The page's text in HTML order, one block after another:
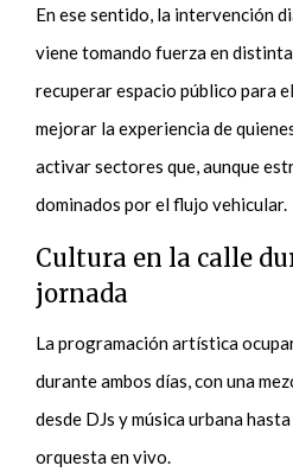
En ese sentido, la intervención
viene tomando fuerza en
recuperar espacio público para
mejorar la experiencia de
activar sectores que, aunque
dominados por el flujo vehicular.
Cultura en la calle
jornada
La programación artística
durante ambos días, con una
desde DJs y música urbana
orquesta en vivo.